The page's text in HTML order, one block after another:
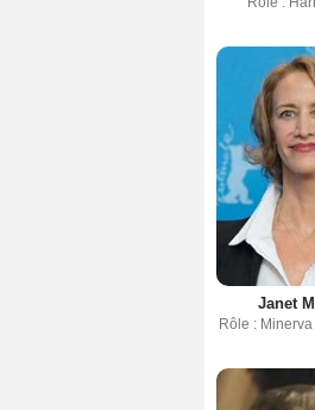
Janet
Rôle : Minerva